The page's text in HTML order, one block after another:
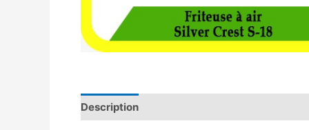
Description